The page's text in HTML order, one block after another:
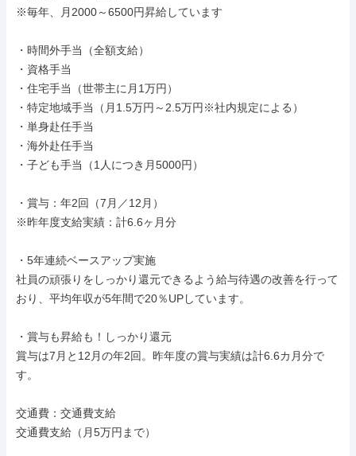
※毎年、月2000～6500円昇給しています
・時間外手当（全額支給）
・資格手当
・住宅手当（世帯主に月1万円）
・特定地域手当（月1.5万円～2.5万円※社内規定による）
・単身赴任手当
・海外赴任手当
・子ども手当（1人につき月5000円）
・賞与：年2回（7月／12月）
※昨年度支給実績：計6.6ヶ月分
・5年連続ベースアップ実施
社員の頑張りをしっかり還元できるよう給与待遇の改善を行って
おり、平均年収が5年間で20％UPしています。
・賞与も昇給も！しっかり還元
賞与は7月と12月の年2回。昨年度の賞与実績は計6.6カ月分で
す。
交通費：交通費支給
交通費支給（月5万円まで）